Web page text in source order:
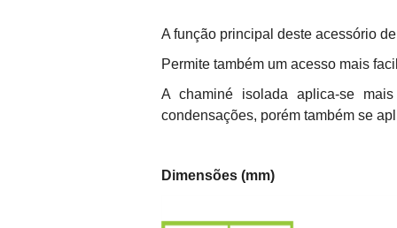
A função principal deste acessório
Permite também um acesso mais
A chaminé isolada aplica-se
condensações, porém também se
Dimensões (mm)